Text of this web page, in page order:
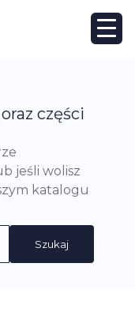
części
jeśli wolisz
katalogu
Szukaj